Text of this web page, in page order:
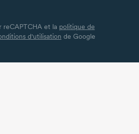
reCAPTCHA et la politique de
d'utilisation de Google